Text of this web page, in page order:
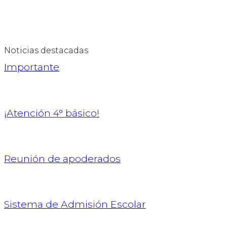
Noticias destacadas
Importante
¡Atención 4° básico!
Reunión de apoderados
Sistema de Admisión Escolar